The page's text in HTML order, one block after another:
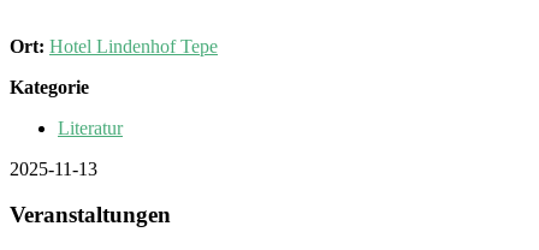
Ort: Hotel Lindenhof Tepe
Kategorie
Literatur
2025-11-13
Veranstaltungen